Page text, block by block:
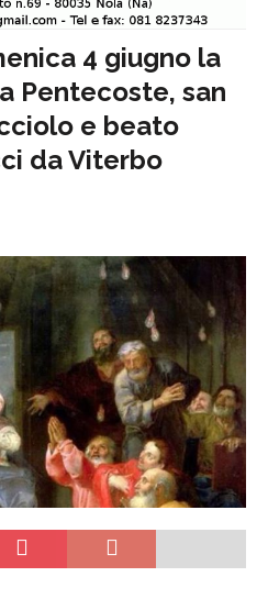
4 giugno la
Pentecoste, san
e beato
da Viterbo